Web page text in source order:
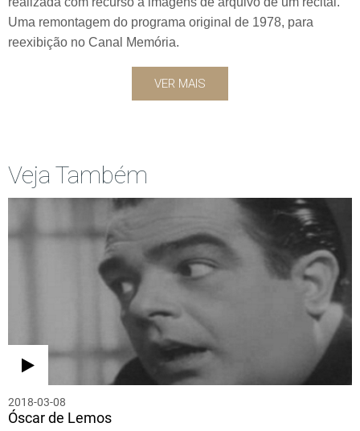
Uma remontagem do programa original de 1978, para
reexibição no Canal Memória.
VER MAIS
Veja Também
2018-03-08
Óscar de Lemos